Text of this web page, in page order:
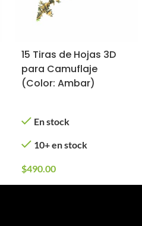
15 Tiras de Hojas 3D
para Camuflaje
(Color: Ambar)
En stock
10+ en stock
$490.00